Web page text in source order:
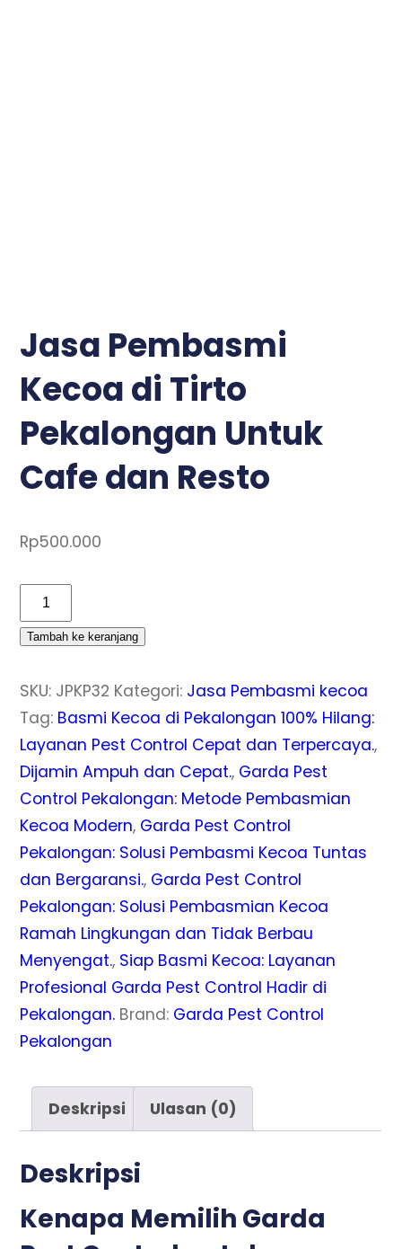
Jasa Pembasmi
Kecoa di Tirto
Pekalongan Untuk
Cafe dan Resto
Rp500.000
Kuantitas
Jasa
Pembasmi
Tirto
Pekalongan
Untuk
Tambah ke keranjang
SKU: JPKP32 Kategori: Jasa Pembasmi kecoa
Tag: Basmi Kecoa di Pekalongan 100% Hilang:
Layanan Pest Control Cepat dan Terpercaya.,
Dijamin Ampuh dan Cepat., Garda Pest
Control Pekalongan: Metode Pembasmian
Kecoa Modern, Garda Pest Control
Pekalongan: Solusi Pembasmi Kecoa Tuntas
dan Bergaransi., Garda Pest Control
Pekalongan: Solusi Pembasmian Kecoa
Ramah Lingkungan dan Tidak Berbau
Menyengat., Siap Basmi Kecoa: Layanan
Profesional Garda Pest Control Hadir di
Pekalongan. Brand: Garda Pest Control
Pekalongan
Deskripsi Ulasan (0)
Deskripsi
Kenapa Memilih Garda